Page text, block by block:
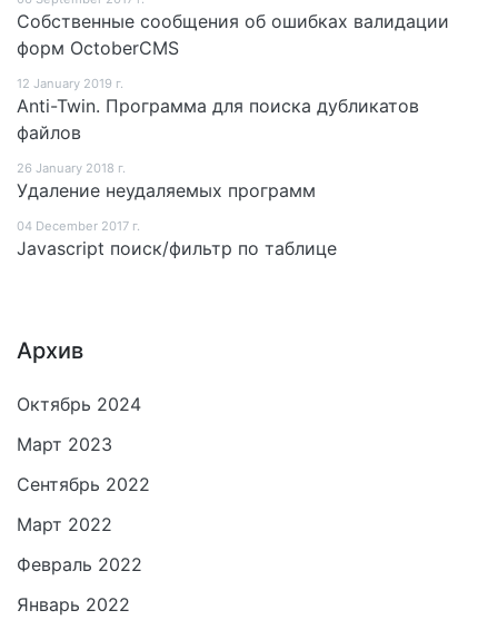
Собственные сообщения об ошибках валидации
форм OctoberCMS
12 January 2019 г.
Anti-Twin. Программа для поиска дубликатов
файлов
26 January 2018 г.
Удаление неудаляемых программ
04 December 2017 г.
Javascript поиск/фильтр по таблице
Архив
Октябрь 2024
Март 2023
Сентябрь 2022
Март 2022
Февраль 2022
Январь 2022